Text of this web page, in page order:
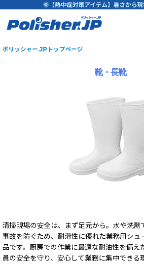
🌞【熱中症対策アイテム】暑さから
ポリッシャー.JPトップページ
靴・長靴
清掃現場の安全は、まず足元から。水や洗剤
事故を防ぐため、耐滑性に優れた業務用シュ
品です。厨房での作業に最適な耐油性を備え
員の安全を守り、安心して業務に集中できる